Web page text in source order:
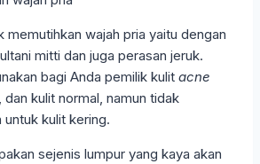
memutihkan wajah pria yaitu dengan
mitti dan juga perasan jeruk.
bagi Anda pemilik kulit acne
dan kulit normal, namun tidak
kulit kering.
sejenis lumpur yang kaya akan